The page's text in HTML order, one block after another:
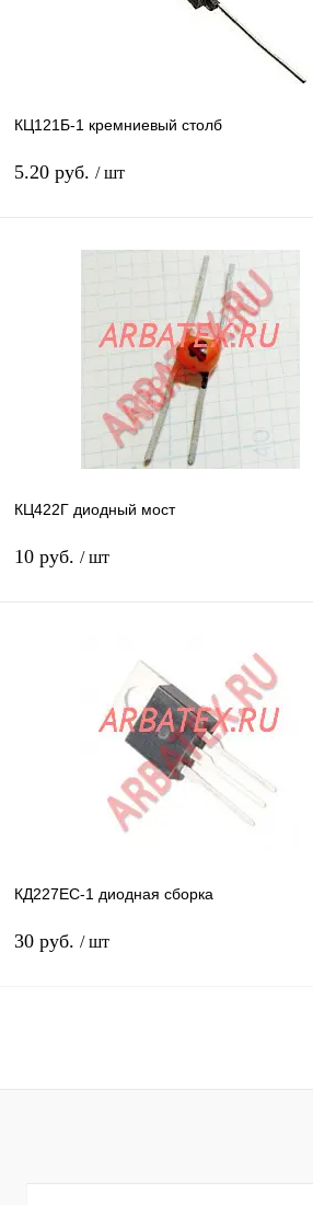
КЦ121Б-1 кремниевый столб
5.20 руб. / шт
В корзину
Купить в 1 клик Сравнение
наличии
КЦ422Г диодный мост
10 руб. / шт
Купить в 1 клик Сравнение
наличии
КД227ЕС-1 диодная сборка
30 руб. / шт
Купить в 1 клик Сравнение